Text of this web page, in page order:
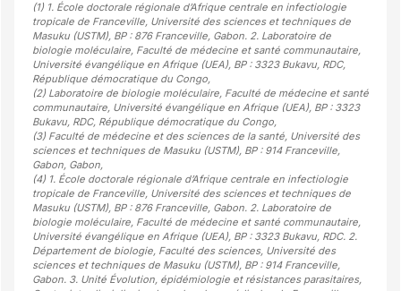
(1) 1. École doctorale régionale d’Afrique centrale en infectiologie
tropicale de Franceville, Université des sciences et techniques de
Masuku (USTM), BP : 876 Franceville, Gabon. 2. Laboratoire de
biologie moléculaire, Faculté de médecine et santé communautaire,
Université évangélique en Afrique (UEA), BP : 3323 Bukavu, RDC,
République démocratique du Congo,
(2) Laboratoire de biologie moléculaire, Faculté de médecine et santé
communautaire, Université évangélique en Afrique (UEA), BP : 3323
Bukavu, RDC, République démocratique du Congo,
(3) Faculté de médecine et des sciences de la santé, Université des
sciences et techniques de Masuku (USTM), BP : 914 Franceville,
Gabon, Gabon,
(4) 1. École doctorale régionale d’Afrique centrale en infectiologie
tropicale de Franceville, Université des sciences et techniques de
Masuku (USTM), BP : 876 Franceville, Gabon. 2. Laboratoire de
biologie moléculaire, Faculté de médecine et santé communautaire,
Université évangélique en Afrique (UEA), BP : 3323 Bukavu, RDC. 2.
Département de biologie, Faculté des sciences, Université des
sciences et techniques de Masuku (USTM), BP : 914 Franceville,
Gabon. 3. Unité Évolution, épidémiologie et résistances parasitaires,